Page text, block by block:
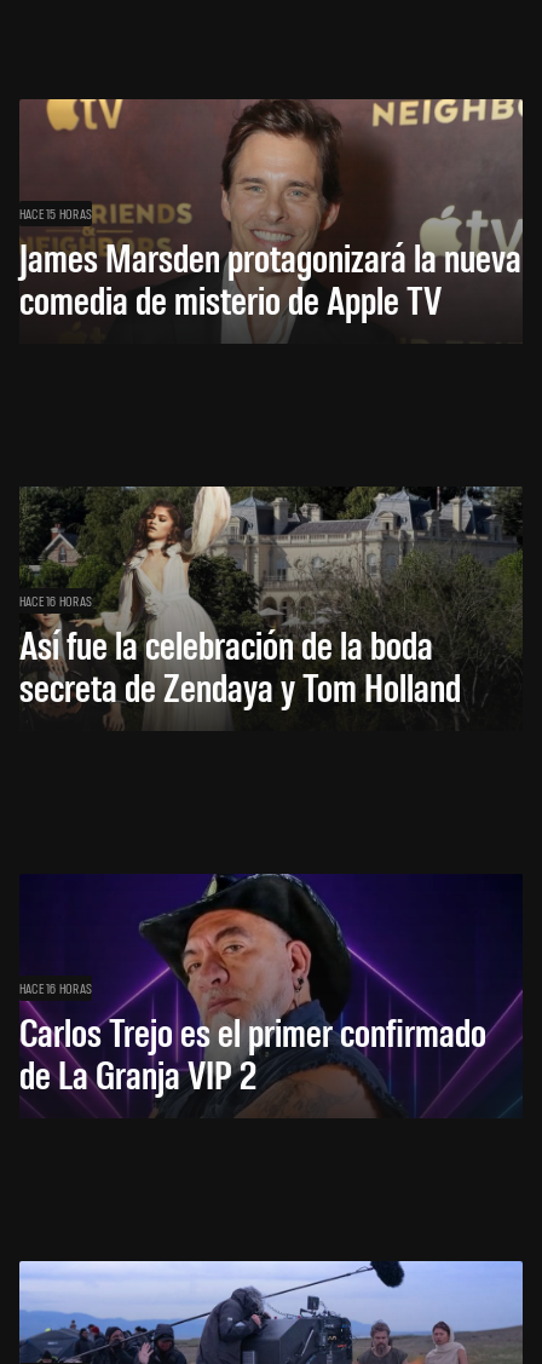
HACE 15 HORAS
James Marsden protagonizará la nueva
comedia de misterio de Apple TV
HACE 16 HORAS
Así fue la celebración de la boda
secreta de Zendaya y Tom Holland
HACE 16 HORAS
Carlos Trejo es el primer confirmado
de La Granja VIP 2